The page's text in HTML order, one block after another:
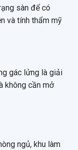
sàn để có
và tính thẩm mỹ
gác lửng là giải
không cần mở
ngủ, khu làm